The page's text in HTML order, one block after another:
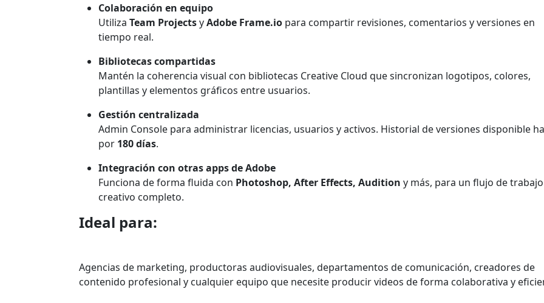
Colaboración en equipo
Utiliza Team ProjectsyAdobe Frame.io para compartir revisiones, comentarios y versiones en
tiempo real.
Bibliotecas compartidas
Mantén la coherencia visual con bibliotecas Creative Cloud que sincronizan logotipos, colores,
plantillas y elementos gráficos entre usuarios.
Gestión centralizada
Admin Console para administrar licencias, usuarios y activos. Historial de versiones disponible
por 180 días.
Integración con otras apps de Adobe
Funciona de forma fluida con Photoshop, After Effects, Audition y más, para un flujo de trabajo
creativo completo.
Ideal para:
Agencias de marketing, productoras audiovisuales, departamentos de comunicación, creadores de
contenido profesional y cualquier equipo que necesite producir videos de forma colaborativa y